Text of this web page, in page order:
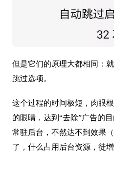
但是它们的原理大都相同：
跳过选项。
这个过程的时间极短，肉眼
的眼睛，达到“去除”广告的
常驻后台，不然达不到效果
了，什么占用后台资源，徒